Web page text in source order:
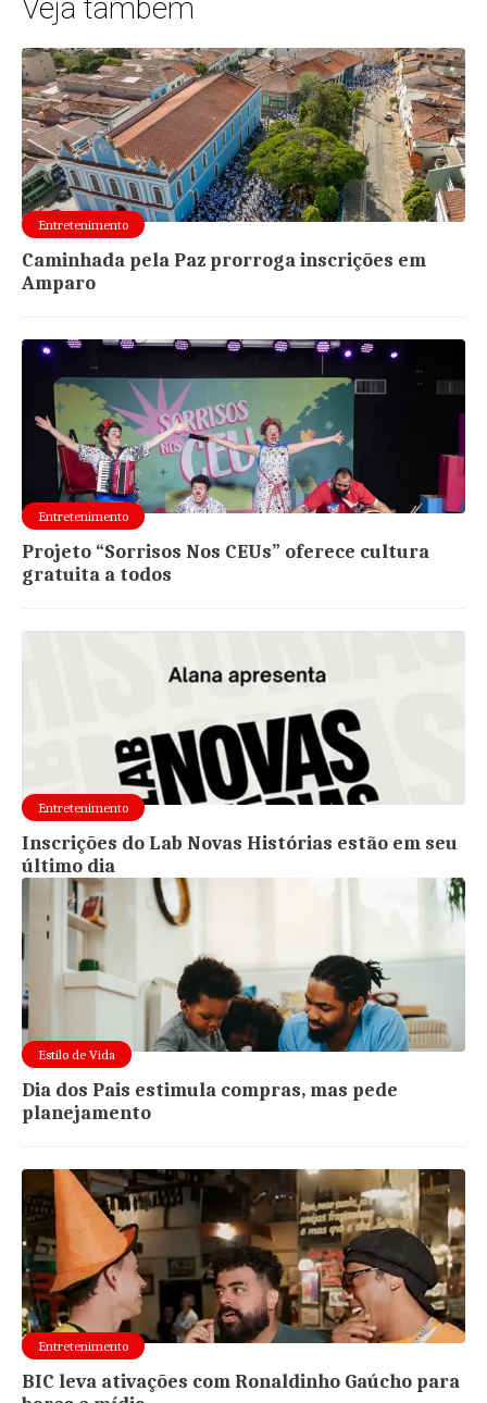
Veja também
Entretenimento
Caminhada pela Paz prorroga inscrições em
Amparo
Entretenimento
Projeto “Sorrisos Nos CEUs” oferece cultura
gratuita a todos
Entretenimento
Inscrições do Lab Novas Histórias estão em seu
último dia
Estilo de Vida
Dia dos Pais estimula compras, mas pede
planejamento
Entretenimento
BIC leva ativações com Ronaldinho Gaúcho para